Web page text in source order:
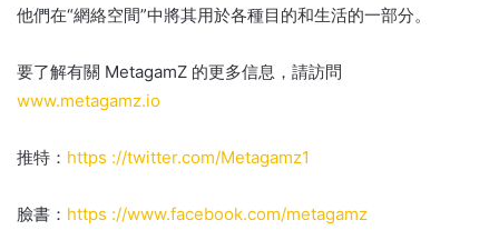
他們在“網絡空間”中將其用於各種目的和生活的一部分。
要了解有關 MetagamZ 的更多信息，請訪問
www.metagamz.io
推特： https ://twitter.com/Metagamz1
臉書： https ://www.facebook.com/metagamz